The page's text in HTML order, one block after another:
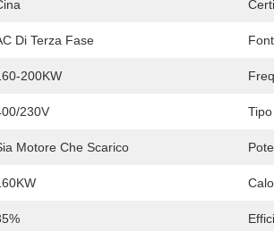
Di Terza Fase
200KW
230V
Motore Che Scarico